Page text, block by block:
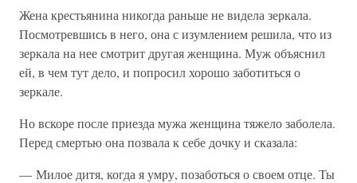
Жена крестьянина никогда раньше не видела зеркала.
Посмотревшись в него, она с изумлением решила, что из
зеркала на нее смотрит другая женщина. Муж объяснил
ей, в чем тут дело, и попросил хорошо заботиться о
зеркале.
Но вскоре после приезда мужа женщина тяжело заболела.
Перед смертью она позвала к себе дочку и сказала:
— Милое дитя, когда я умру, позаботься о своем отце. Ты